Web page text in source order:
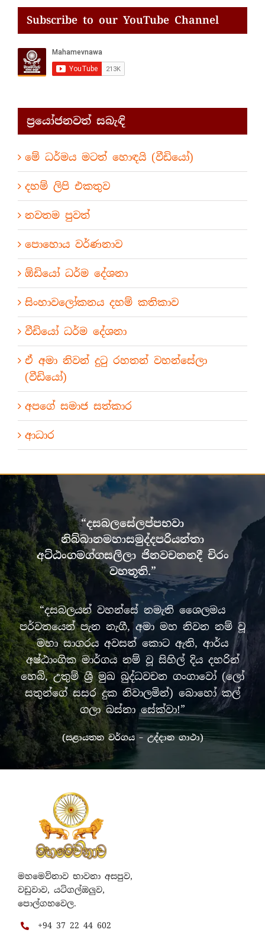
Subscribe to our YouTube Channel
ප්‍රයෝජනවත් සබැඳි
මේ ධර්මය මටත් හොඳයි (වීඩියෝ)
දහම් ලිපි එකතුව
නවතම පුවත්
පොහොය වර්ණනාව
ඕඩියෝ ධර්ම දේශනා
සිංහාවලෝකනය දහම් කතිකාව
වීඩියෝ ධර්ම දේශනා
ඒ අමා නිවන් දුටු රහතන් වහන්සේලා
(වීඩියෝ)
අපගේ සමාජ සත්කාර
ආධාර
“දසබලසේලප්පභවා
නිබ්බානමහාසමුද්දපරියන්තා
අට්ඨංගමග්ගසලිලා ජිනවචනනදී චිරං
වහතූති.”
“දසබලයන් වහන්සේ නමැති ශෛලමය
පර්වතයෙන් පැන නැගී, අමා මහ නිවන නම් වූ
මහා සාගරය අවසන් කොට ඇති, ආර්ය
අෂ්ඨාංගික මාර්ගය නම් වූ සිහිල් දිය දහරින්
හෙබි, උතුම් ශ්‍රී මුඛ බුද්ධවචන ගංගාවෝ (ලෝ
සතුන්ගේ සසර දුක නිවාලමින්) බොහෝ කල්
ගලා බස්නා සේක්වා!”
(සළායතන වර්ගය – උද්දාන ගාථා)
මහමෙව්නාව භාවනා අසපුව,
වඩුවාව, යටිගල්ඔලුව,
පොල්ගහවෙල.
+94 37 22 44 602